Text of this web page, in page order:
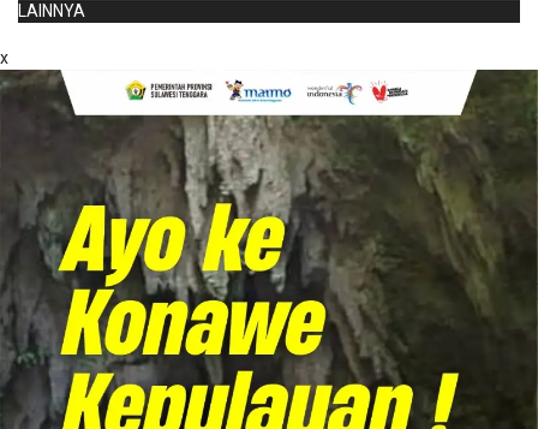
LAINNYA
x